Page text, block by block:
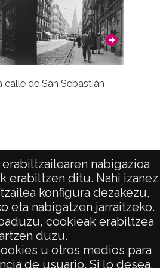
nabigazioa
erabiltzen ditu. Nahi izanez
konfigura dezakezu,
eta nabigatzen jarraitzeko.
cookieak erabiltzea
duzu.
u otros medios para
de usuario. Si lo desea,
calle de San Sebastián
PRIVACIDAD